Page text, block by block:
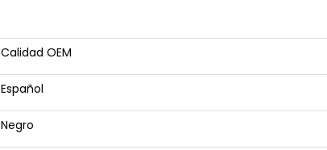
Calidad OEM
Español
Negro